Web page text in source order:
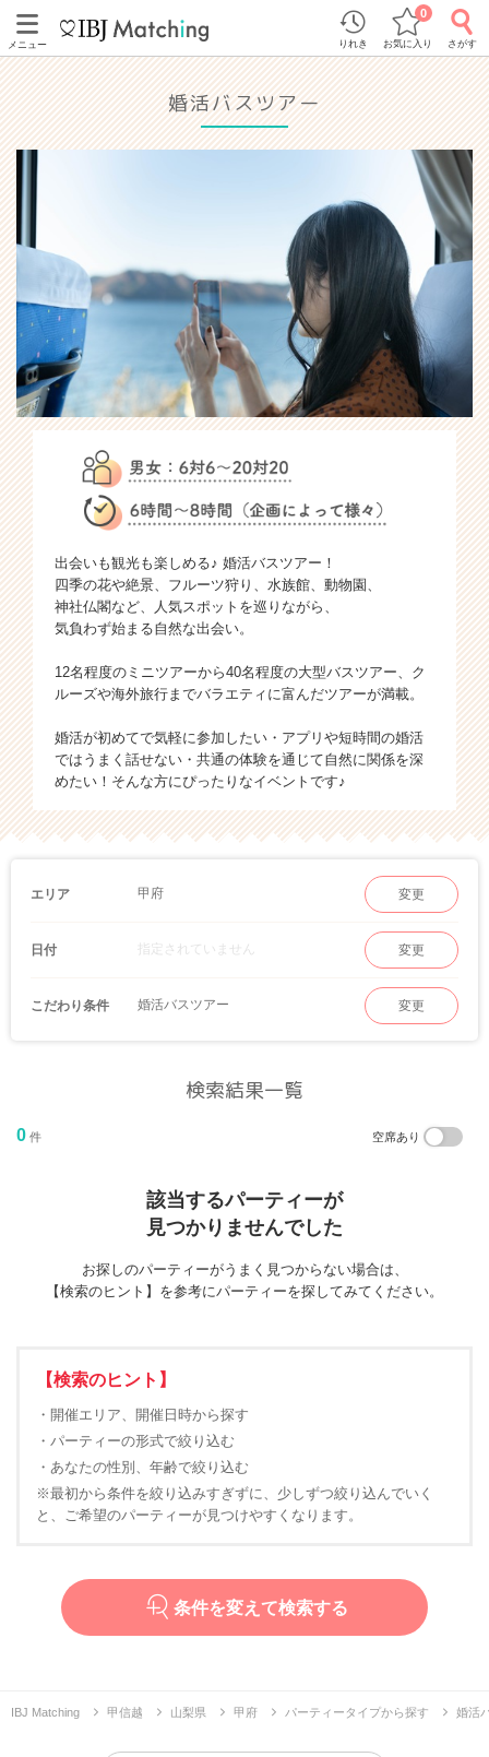
メニュー りれき お気に入り
0
さがす
婚活バスツアー
出会いも観光も楽しめる♪ 婚活バスツアー！
四季の花や絶景、フルーツ狩り、水族館、動物園、
神社仏閣など、人気スポットを巡りながら、
気負わず始まる自然な出会い。
12名程度のミニツアーから40名程度の大型バスツアー、ク
ルーズや海外旅行までバラエティに富んだツアーが満載。
婚活が初めてで気軽に参加したい・アプリや短時間の婚活
ではうまく話せない・共通の体験を通じて自然に関係を深
めたい！そんな方にぴったりなイベントです♪
エリア 甲府 変更
日付 指定されていません 変更
こだわり条件 婚活バスツアー 変更
検索結果一覧
0 件 空席あり
該当するパーティーが
見つかりませんでした
お探しのパーティーがうまく見つからない場合は、
【検索のヒント】を参考にパーティーを探してみてください。
【検索のヒント】
・開催エリア、開催日時から探す
・パーティーの形式で絞り込む
・あなたの性別、年齢で絞り込む
※最初から条件を絞り込みすぎずに、少しずつ絞り込んでいく
と、ご希望のパーティーが見つけやすくなります。
条件を変えて検索する
IBJ Matching 甲信越 山梨県 甲府 パーティータイプから探す 婚活